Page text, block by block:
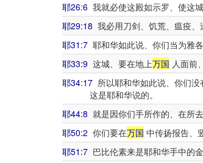
耶26:6 我就必使这殿如示罗、使这
耶29:18 我必用刀剑、饥荒、瘟疫
耶31:7 耶和华如此说、你们当为雅
耶33:9 这城、要在地上万国 人面前
耶34:17 所以耶和华如此说、你们
这是耶和华说的。
耶44:8 就是因你们手所作的、在所
耶50:2 你们要在万国 中传扬报告、
耶51:7 巴比伦素来是耶和华手中的